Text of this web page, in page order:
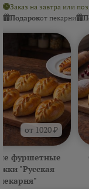
Заказ на завтра или
Подарокот пекарни
от 1020 ₽
фуршетные
"Русская